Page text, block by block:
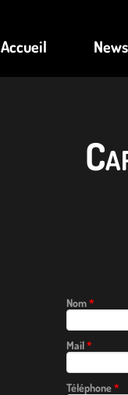
Accueil News
Nom*
Mail*
Téléphone*